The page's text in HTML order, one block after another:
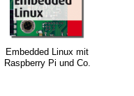
Embedded Linux mit
Raspberry Pi und Co.